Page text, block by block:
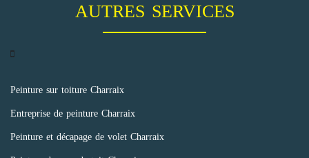
AUTRES SERVICES
Peinture sur toiture Charraix
Entreprise de peinture Charraix
Peinture et décapage de volet Charraix